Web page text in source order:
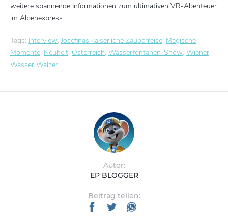
weitere spannende Informationen zum ultimativen VR-Abenteuer
im Alpenexpress.
Tags: Interview, Josefinas kaiserliche Zauberreise, Magische
Momente, Neuheit, Österreich, Wasserfontänen-Show, Wiener
Wasser Walzer
Autor:
EP BLOGGER
Beitrag teilen: